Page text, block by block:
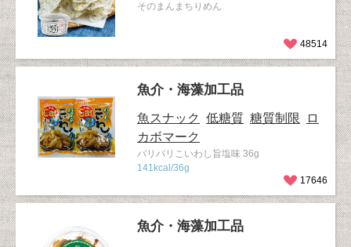
そのまんまちりめん
48514
魚介・海藻加工品
魚スナック 低糖質 糖質制限
ロ
カボマーク
パリパリこいわし旨塩味 36g
141kcal/36g
17646
魚介・海藻加工品